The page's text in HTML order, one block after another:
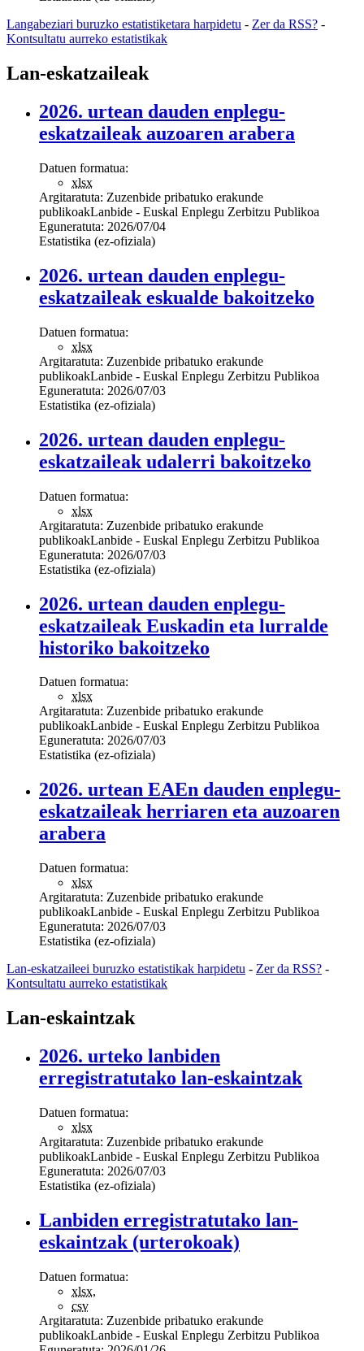
Langabeziari buruzko estatistiketara harpidetu - Zer da RSS? -
Kontsultatu aurreko estatistikak
Lan-eskatzaileak
2026. urtean dauden enplegu-
eskatzaileak auzoaren arabera
Datuen formatua:
xlsx
Argitaratuta: Zuzenbide pribatuko erakunde
publikoakLanbide - Euskal Enplegu Zerbitzu Publikoa
Eguneratuta: 2026/07/04
Estatistika (ez-ofiziala)
2026. urtean dauden enplegu-
eskatzaileak eskualde bakoitzeko
Datuen formatua:
xlsx
Argitaratuta: Zuzenbide pribatuko erakunde
publikoakLanbide - Euskal Enplegu Zerbitzu Publikoa
Eguneratuta: 2026/07/03
Estatistika (ez-ofiziala)
2026. urtean dauden enplegu-
eskatzaileak udalerri bakoitzeko
Datuen formatua:
xlsx
Argitaratuta: Zuzenbide pribatuko erakunde
publikoakLanbide - Euskal Enplegu Zerbitzu Publikoa
Eguneratuta: 2026/07/03
Estatistika (ez-ofiziala)
2026. urtean dauden enplegu-
eskatzaileak Euskadin eta lurralde
historiko bakoitzeko
Datuen formatua:
xlsx
Argitaratuta: Zuzenbide pribatuko erakunde
publikoakLanbide - Euskal Enplegu Zerbitzu Publikoa
Eguneratuta: 2026/07/03
Estatistika (ez-ofiziala)
2026. urtean EAEn dauden enplegu-
eskatzaileak herriaren eta auzoaren
arabera
Datuen formatua:
xlsx
Argitaratuta: Zuzenbide pribatuko erakunde
publikoakLanbide - Euskal Enplegu Zerbitzu Publikoa
Eguneratuta: 2026/07/03
Estatistika (ez-ofiziala)
Lan-eskatzaileei buruzko estatistikak harpidetu - Zer da RSS? -
Kontsultatu aurreko estatistikak
Lan-eskaintzak
2026. urteko lanbiden
erregistratutako lan-eskaintzak
Datuen formatua:
xlsx
Argitaratuta: Zuzenbide pribatuko erakunde
publikoakLanbide - Euskal Enplegu Zerbitzu Publikoa
Eguneratuta: 2026/07/03
Estatistika (ez-ofiziala)
Lanbiden erregistratutako lan-
eskaintzak (urterokoak)
Datuen formatua:
xlsx,
csv
Argitaratuta: Zuzenbide pribatuko erakunde
publikoakLanbide - Euskal Enplegu Zerbitzu Publikoa